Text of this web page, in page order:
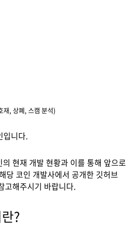
, 상폐, 스캠 분석)
입니다.
현재 개발 현황과 이를 통해 앞으로
당 코인 개발사에서 공개한 깃허브
고해주시기 바랍니다.
?